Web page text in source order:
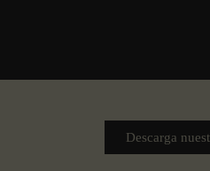
Descarga